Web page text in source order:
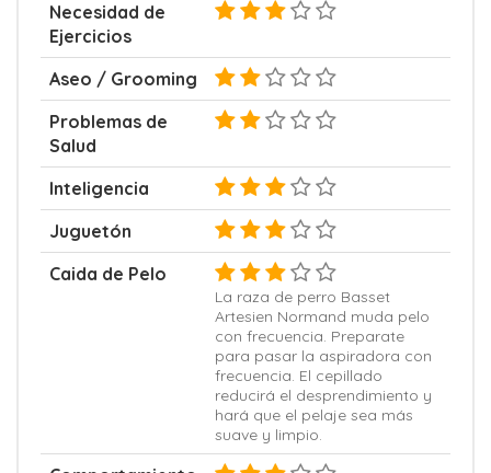
Necesidad de
Ejercicios
Aseo / Grooming
Problemas de
Salud
Inteligencia
Juguetón
Caida de Pelo
La raza de perro Basset
Artesien Normand muda pelo
con frecuencia. Preparate
para pasar la aspiradora con
frecuencia. El cepillado
reducirá el desprendimiento y
hará que el pelaje sea más
suave y limpio.